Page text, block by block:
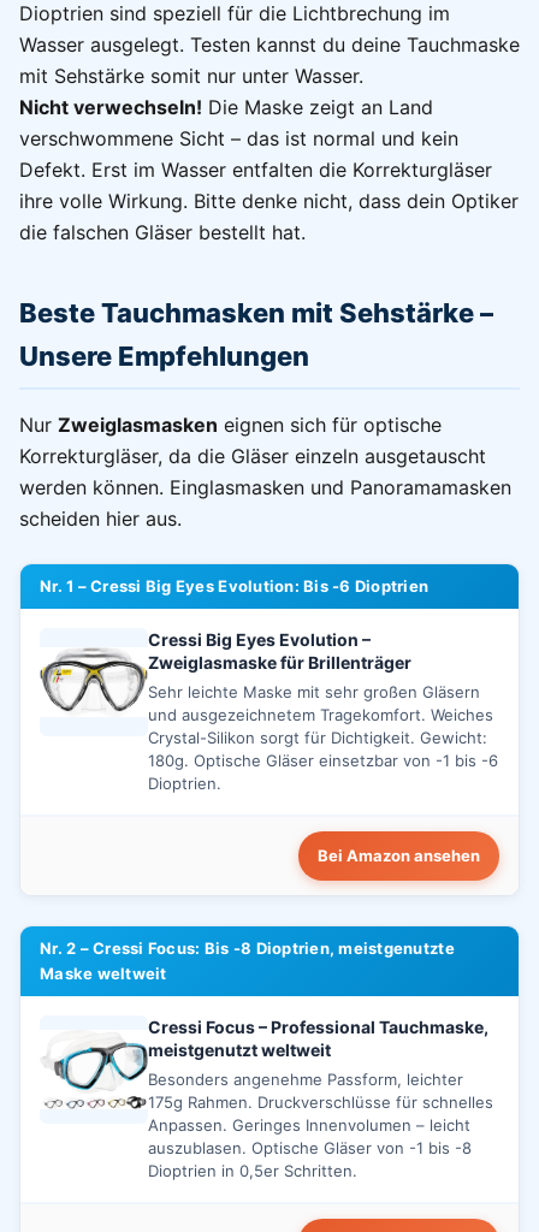
Dioptrien sind speziell für die Lichtbrechung im
Wasser ausgelegt. Testen kannst du deine Tauchmaske
mit Sehstärke somit nur unter Wasser.
Nicht verwechseln! Die Maske zeigt an Land
verschwommene Sicht – das ist normal und kein
Defekt. Erst im Wasser entfalten die Korrekturgläser
ihre volle Wirkung. Bitte denke nicht, dass dein Optiker
die falschen Gläser bestellt hat.
Beste Tauchmasken mit Sehstärke –
Unsere Empfehlungen
Nur Zweiglasmasken eignen sich für optische
Korrekturgläser, da die Gläser einzeln ausgetauscht
werden können. Einglasmasken und Panoramamasken
scheiden hier aus.
Nr. 1 – Cressi Big Eyes Evolution: Bis -6 Dioptrien
Cressi Big Eyes Evolution –
Zweiglasmaske für Brillenträger
Sehr leichte Maske mit sehr großen Gläsern
und ausgezeichnetem Tragekomfort. Weiches
Crystal-Silikon sorgt für Dichtigkeit. Gewicht:
180g. Optische Gläser einsetzbar von -1 bis -6
Dioptrien.
Bei Amazon ansehen
Nr. 2 – Cressi Focus: Bis -8 Dioptrien, meistgenutzte
Maske weltweit
Cressi Focus – Professional Tauchmaske,
meistgenutzt weltweit
Besonders angenehme Passform, leichter
175g Rahmen. Druckverschlüsse für schnelles
Anpassen. Geringes Innenvolumen – leicht
auszublasen. Optische Gläser von -1 bis -8
Dioptrien in 0,5er Schritten.